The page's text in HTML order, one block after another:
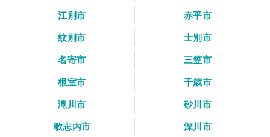
江別市
赤平市
紋別市
士別市
名寄市
三笠市
根室市
千歳市
滝川市
砂川市
歌志内市
深川市